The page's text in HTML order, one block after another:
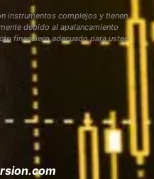
instrumentos complejos y tienen
debido al apalancamiento
financiero adecuado para usted